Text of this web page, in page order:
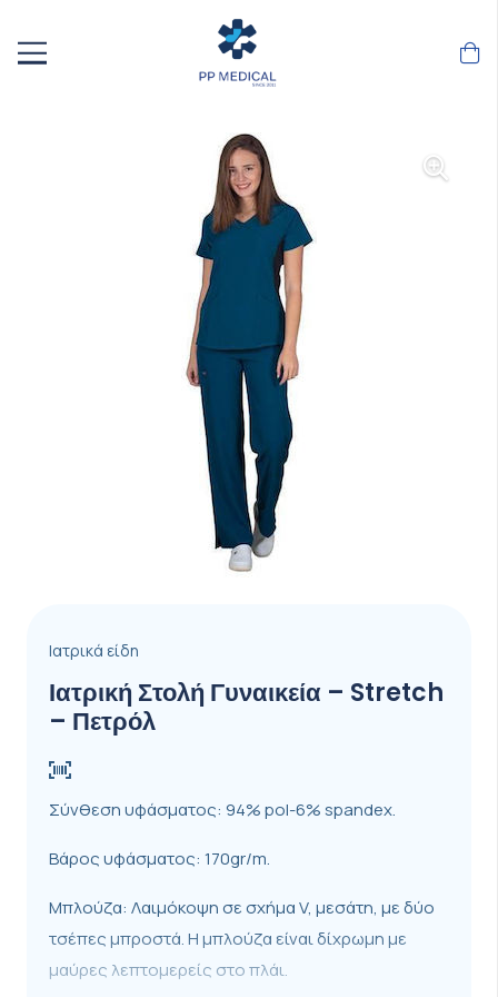
Ιατρικά είδη
Ιατρική Στολή Γυναικεία – Stretch
– Πετρόλ
Σύνθεση υφάσματος: 94% pol-6% spandex.
Βάρος υφάσματος: 170gr/m.
Μπλούζα: Λαιμόκοψη σε σχήμα V, μεσάτη, με δύο
τσέπες μπροστά. Η μπλούζα είναι δίχρωμη με
μαύρες λεπτομερείς στο πλάι.